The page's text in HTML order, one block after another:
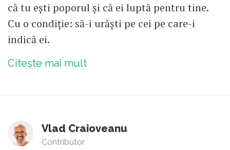
că tu ești poporul și că ei luptă pentru tine.
Cu o condiție: să-i urăști pe cei pe care-i
indică ei.
Citește mai mult
Vlad Craioveanu
Contributor